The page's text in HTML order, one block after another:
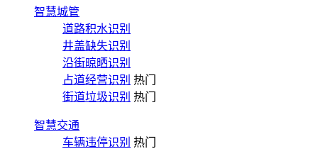
智慧城管
道路积水识别
井盖缺失识别
沿街晾晒识别
占道经营识别 热门
街道垃圾识别 热门
智慧交通
车辆违停识别 热门